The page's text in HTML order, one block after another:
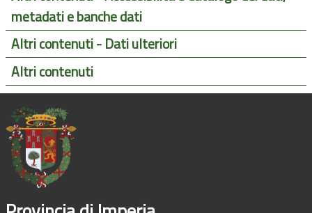
metadati e banche dati
Altri contenuti - Dati ulteriori
Altri contenuti